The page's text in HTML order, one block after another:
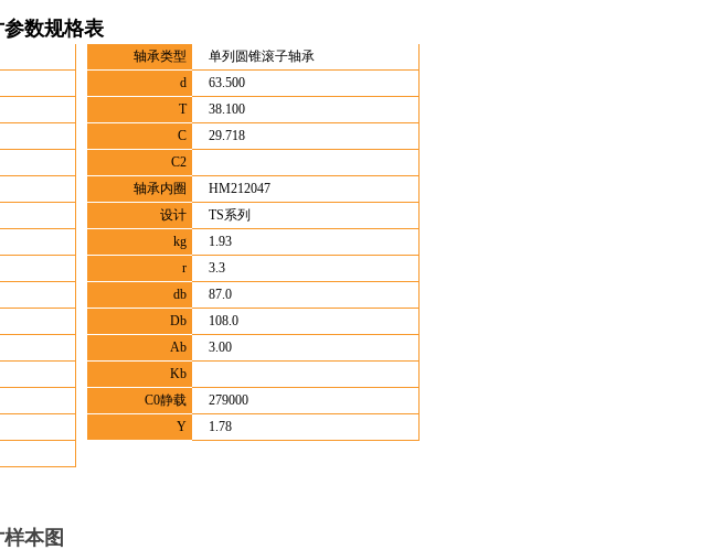
参数规格表
轴承类型
单列圆锥滚子轴承
d
63.500
T
38.100
C
29.718
C2
轴承内圈
HM212047
设计
TS系列
kg
1.93
r
3.3
db
87.0
Db
108.0
Ab
3.00
Kb
C0静载
279000
Y
1.78
本图